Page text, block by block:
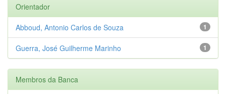
Orientador
1
Abboud, Antonio Carlos de Souza
1
Guerra, José Guilherme Marinho
Membros da Banca